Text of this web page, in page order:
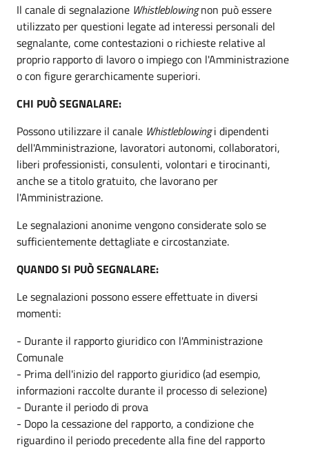
Il canale di segnalazione Whistleblowingnon può essere
utilizzato per questioni legate ad interessi personali del
segnalante, come contestazioni o richieste relative al
proprio rapporto di lavoro o impiego con l'Amministrazione
o con figure gerarchicamente superiori.
CHI PUÒ SEGNALARE:
Possono utilizzare il canale Whistleblowingi dipendenti
dell'Amministrazione, lavoratori autonomi, collaboratori,
liberi professionisti, consulenti, volontari e tirocinanti,
anche se a titolo gratuito, che lavorano per
l'Amministrazione.
Le segnalazioni anonime vengono considerate solo se
sufficientemente dettagliate e circostanziate.
QUANDO SI PUÒ SEGNALARE:
Le segnalazioni possono essere effettuate in diversi
momenti:
- Durante il rapporto giuridico con l'Amministrazione
Comunale
- Prima dell'inizio del rapporto giuridico (ad esempio,
informazioni raccolte durante il processo di selezione)
- Durante il periodo di prova
- Dopo la cessazione del rapporto, a condizione che
riguardino il periodo precedente alla fine del rapporto